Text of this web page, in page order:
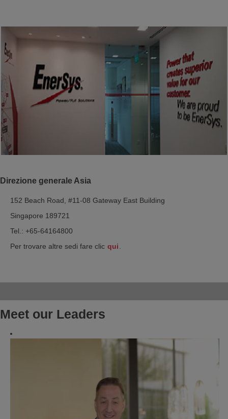
Direzione generale Asia
152 Beach Road, #11-08 Gateway East Building
Singapore 189721
Tel.: +65-64164800
Per trovare altre sedi fare clic qui
Meet our Leaders